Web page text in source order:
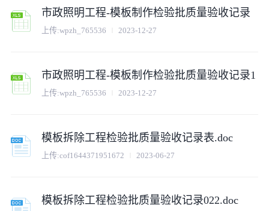
市政照明工程-模板制作检验批质量验收记录
上传:wpzh_765536 2023-12-27
市政照明工程-模板制作检验批质量验收记录1
上传:wpzh_765536 2023-12-27
模板拆除工程检验批质量验收记录表.doc
上传:cof1644371951672 2023-06-27
模板拆除工程检验批质量验收记录022.doc